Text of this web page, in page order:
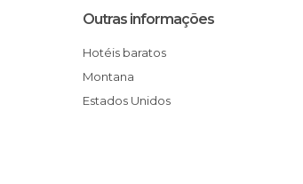
Outras informações
Hotéis baratos
Montana
Estados Unidos